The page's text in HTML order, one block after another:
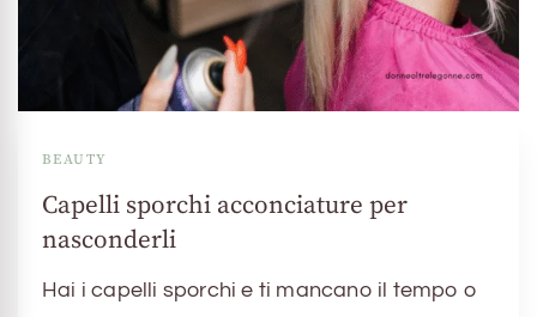
BEAUTY
Capelli sporchi acconciature per
nasconderli
Hai i capelli sporchi e ti mancano il tempo o